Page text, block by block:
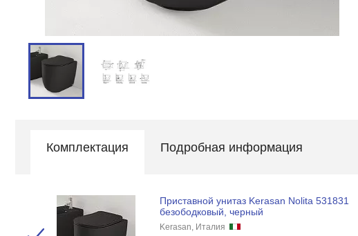
Комплектация Подробная информация
Приставной унитаз Kerasan Nolita 531831
безободковый, черный
Kerasan, Италия